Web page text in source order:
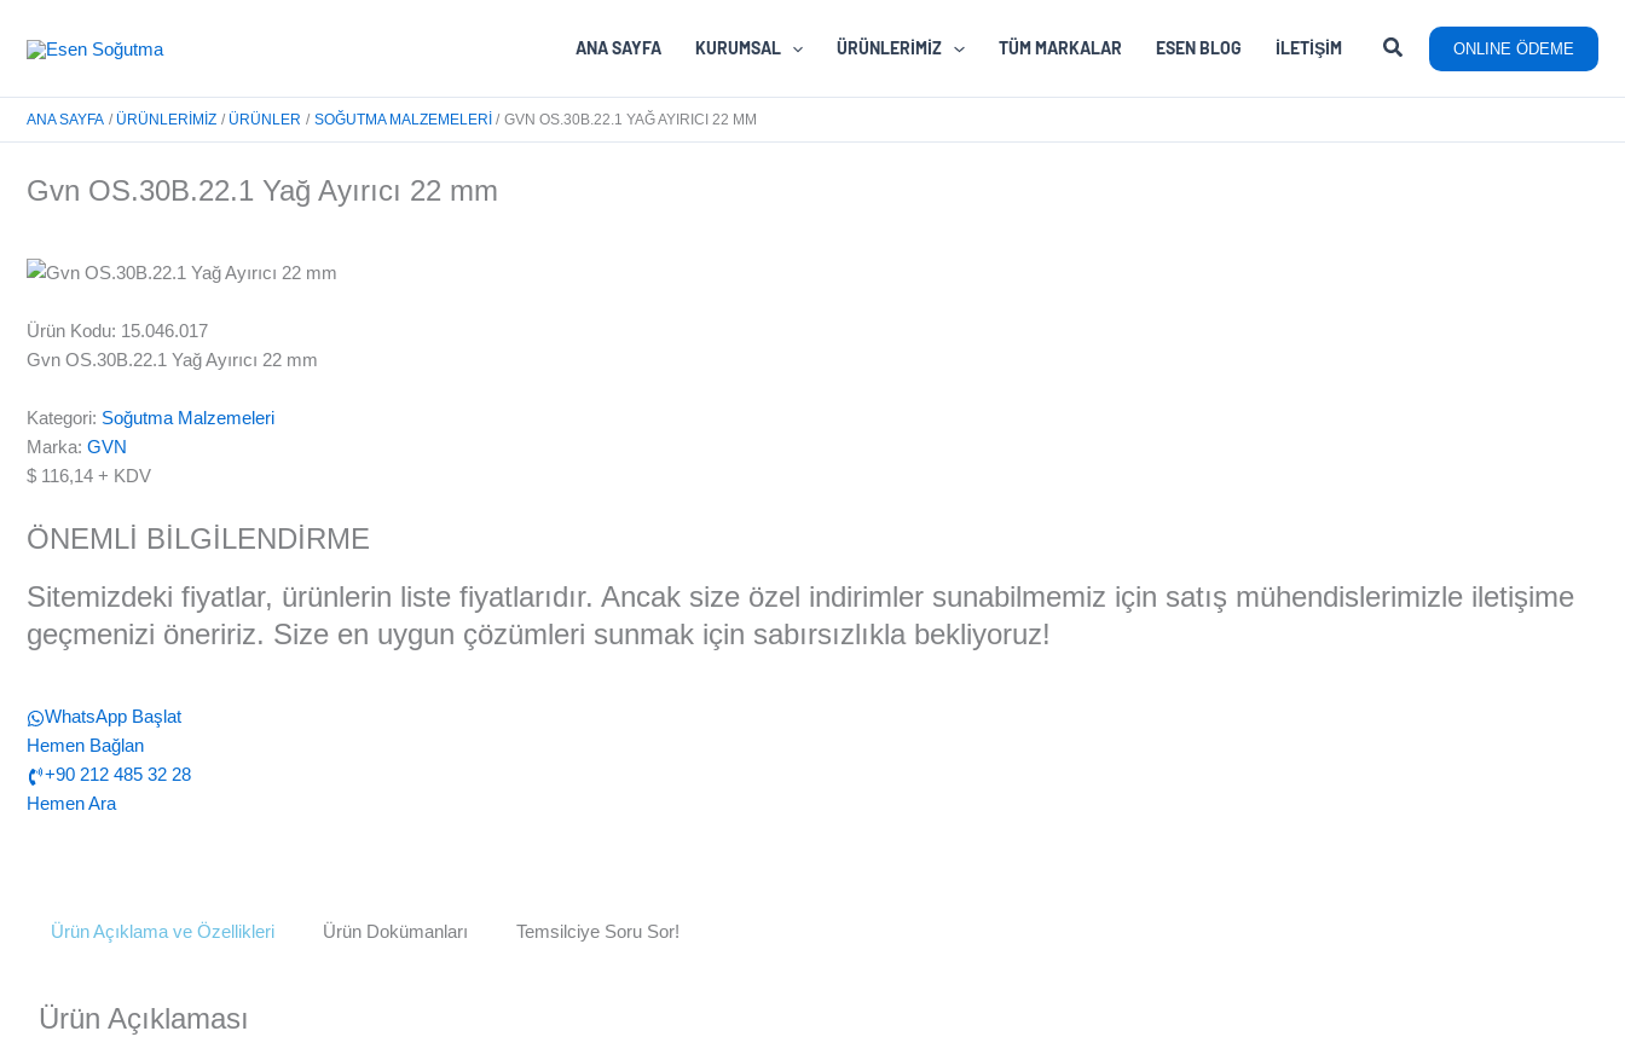
ANA SAYFA KURUMSAL ÜRÜNLERIMIZ TÜM MARKALAR ESEN BLOG İLETIŞIM ONLINE ÖDEME
ANA SAYFA ÜRÜNLERIMIZ ÜRÜNLER SOĞUTMA MALZEMELERI GVN OS.30B.22.1 YAĞ AYIRICI 22 MM
Gvn OS.30B.22.1 Yağ Ayırıcı 22 mm
Ürün Kodu: 15.046.017
Gvn OS.30B.22.1 Yağ Ayırıcı 22 mm
Kategori: Soğutma Malzemeleri
Marka: GVN
$ 116,14 + KDV
ÖNEMLİ BİLGİLENDİRME
Sitemizdeki fiyatlar, ürünlerin liste fiyatlarıdır. Ancak size özel indirimler sunabilmemiz için satış mühendislerimizle iletişime
geçmenizi öneririz. Size en uygun çözümleri sunmak için sabırsızlıkla bekliyoruz!
WhatsApp Başlat
Hemen Bağlan
+90 212 485 32 28
Hemen Ara
Ürün Açıklama ve Özellikleri Ürün Dokümanları Temsilciye Soru Sor!
Ürün Açıklaması